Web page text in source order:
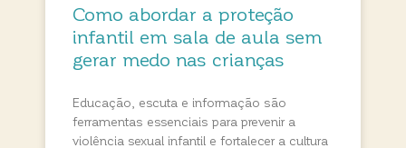
Como abordar a proteção
infantil em sala de aula sem
gerar medo nas crianças
Educação, escuta e informação são
ferramentas essenciais para prevenir a
violência sexual infantil e fortalecer a cultura